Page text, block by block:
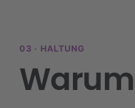
03 · HALTUNG